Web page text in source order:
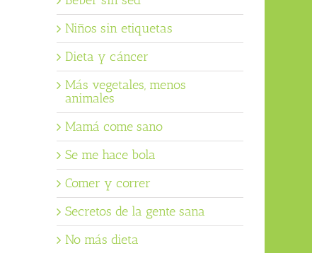
Niños sin etiquetas
Dieta y cáncer
Más vegetales, menos
animales
Mamá come sano
Se me hace bola
Comer y correr
Secretos de la gente sana
No más dieta